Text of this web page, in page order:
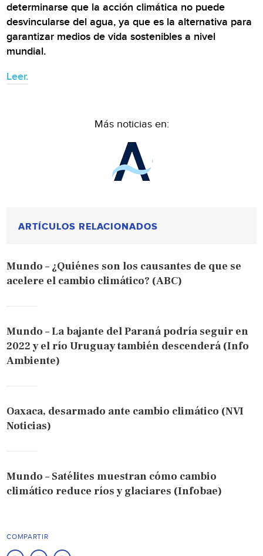
determinarse que la acción climática no puede
desvincularse del agua, ya que es la alternativa para
garantizar medios de vida sostenibles a nivel
mundial.
Leer.
Más noticias en:
ARTÍCULOS RELACIONADOS
Mundo – ¿Quiénes son los causantes de que se
acelere el cambio climático? (ABC)
Mundo – La bajante del Paraná podría seguir en
2022 y el río Uruguay también descenderá (Info
Ambiente)
Oaxaca, desarmado ante cambio climático (NVI
Noticias)
Mundo – Satélites muestran cómo cambio
climático reduce ríos y glaciares (Infobae)
COMPARTIR